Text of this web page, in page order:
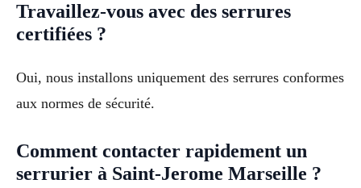
Travaillez-vous avec des serrures
certifiées ?
Oui, nous installons uniquement des serrures conformes
aux normes de sécurité.
Comment contacter rapidement un
serrurier à Saint-Jerome Marseille ?